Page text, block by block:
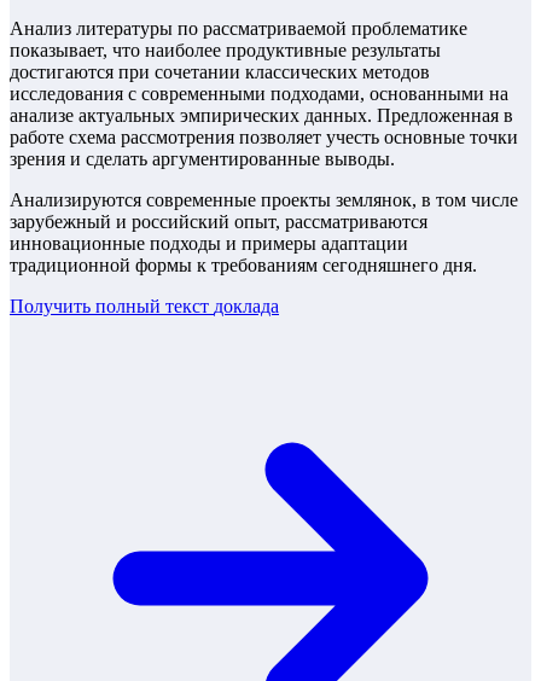
Анализ литературы по рассматриваемой проблематике
показывает, что наиболее продуктивные результаты
достигаются при сочетании классических методов
исследования с современными подходами, основанными на
анализе актуальных эмпирических данных. Предложенная в
работе схема рассмотрения позволяет учесть основные точки
зрения и сделать аргументированные выводы.
Анализируются современные проекты землянок, в том числе
зарубежный и российский опыт, рассматриваются
инновационные подходы и примеры адаптации
традиционной формы к требованиям сегодняшнего дня.
Получить полный текст доклада